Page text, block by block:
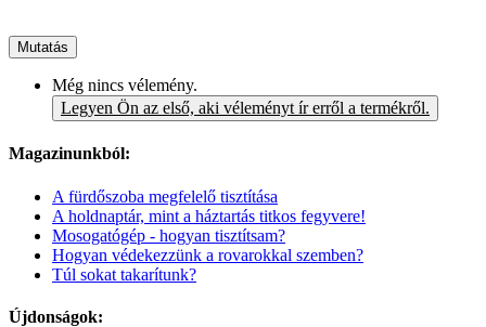
Mutatás
Még nincs vélemény.
Legyen Ön az első, aki véleményt ír erről a termékről.
Magazinunkból:
A fürdőszoba megfelelő tisztítása
A holdnaptár, mint a háztartás titkos fegyvere!
Mosogatógép - hogyan tisztítsam?
Hogyan védekezzünk a rovarokkal szemben?
Túl sokat takarítunk?
Újdonságok: